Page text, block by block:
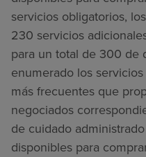
servicios obligatorios,
230 servicios
para un total de 300 de
enumerado los
más frecuentes que
negociados
de cuidado
disponibles para